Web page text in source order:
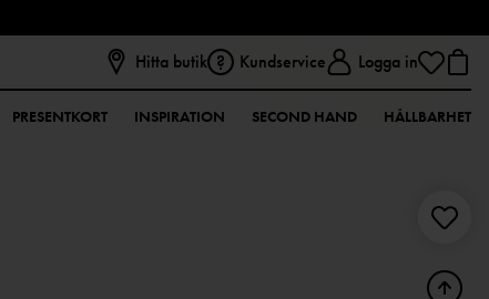
Hitta butik Kundservice Logga in
PRESENTKORT INSPIRATION SECOND HAND HÅLLBARHET